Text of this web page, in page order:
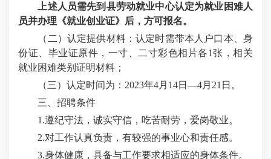
上述人员需先到县劳动就业中心认定为就业困难人
员并办理《就业创业证》后，方可报名。
（二）认定提供材料：认定时需带本人户口本、身
份证、毕业证原件，一寸、二寸彩色相片各1张，相关
就业困难类别证明材料；
（三）认定时间为：2023年4月14日—4月21日。
三、招聘条件
1.遵纪守法，诚实守信，吃苦耐劳，爱岗敬业。
2.对工作认真负责，有较强的事业心和责任感。
3.身体健康，具备与工作要求相适应的身体条件。